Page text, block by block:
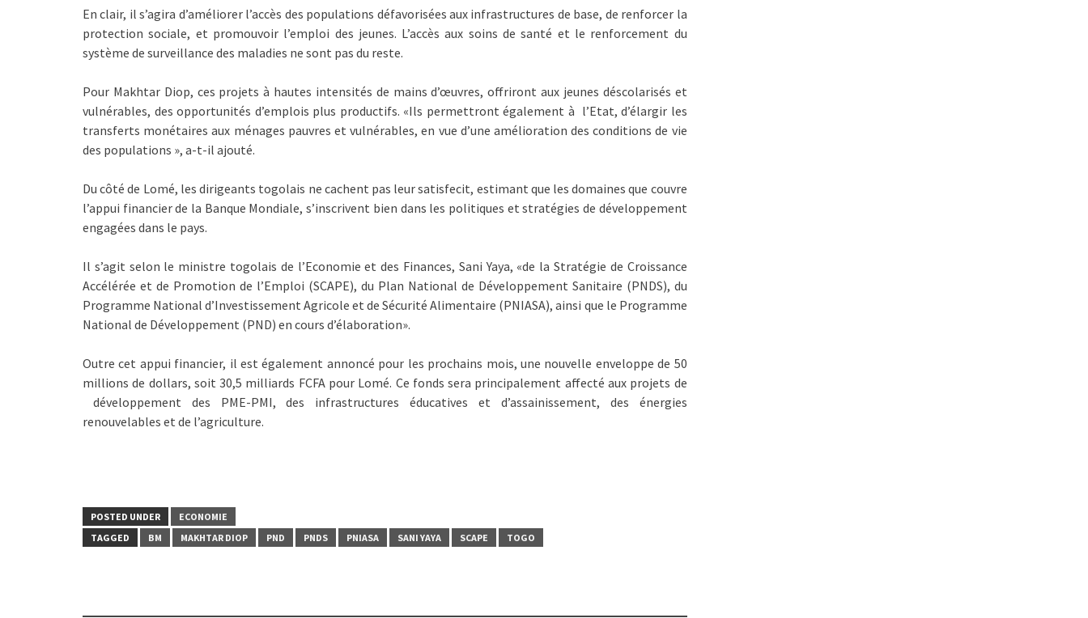
En clair, il s’agira d’améliorer l’accès des populations défavorisées aux infrastructures de base, de renforcer la
protection sociale, et promouvoir l’emploi des jeunes. L’accès aux soins de santé et le renforcement du
système de surveillance des maladies ne sont pas du reste.
Pour Makhtar Diop, ces projets à hautes intensités de mains d’œuvres, offriront aux jeunes déscolarisés et
vulnérables, des opportunités d’emplois plus productifs. «Ils permettront également à l’Etat, d’élargir les
transferts monétaires aux ménages pauvres et vulnérables, en vue d’une amélioration des conditions de vie
des populations », a-t-il ajouté.
Du côté de Lomé, les dirigeants togolais ne cachent pas leur satisfecit, estimant que les domaines que couvre
l’appui financier de la Banque Mondiale, s’inscrivent bien dans les politiques et stratégies de développement
engagées dans le pays.
Il s’agit selon le ministre togolais de l’Economie et des Finances, Sani Yaya, «de la Stratégie de Croissance
Accélérée et de Promotion de l’Emploi (SCAPE), du Plan National de Développement Sanitaire (PNDS), du
Programme National d’Investissement Agricole et de Sécurité Alimentaire (PNIASA), ainsi que le Programme
National de Développement (PND) en cours d’élaboration».
Outre cet appui financier, il est également annoncé pour les prochains mois, une nouvelle enveloppe de 50
millions de dollars, soit 30,5 milliards FCFA pour Lomé. Ce fonds sera principalement affecté aux projets de
développement des PME-PMI, des infrastructures éducatives et d’assainissement, des énergies
renouvelables et de l’agriculture.
POSTED UNDER
ECONOMIE
TAGGED
BM MAKHTAR DIOP PND PNDS PNIASA SANI YAYA SCAPE TOGO